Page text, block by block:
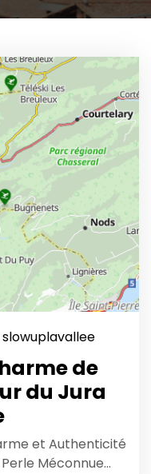
slowuplavallee
de
du Jura
et Authenticité
Méconnue…